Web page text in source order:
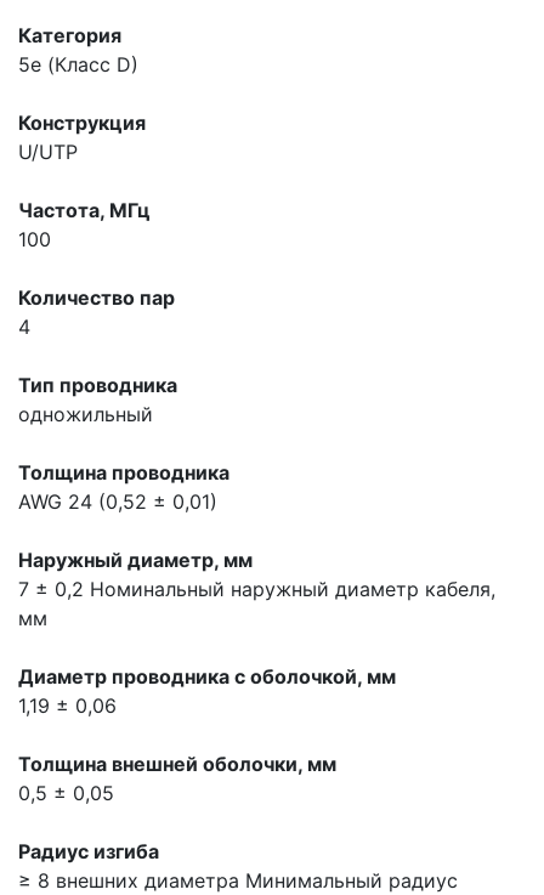
Категория
5e (Класс D)
Конструкция
U/UTP
Частота, МГц
100
Количество пар
4
Тип проводника
одножильный
Толщина проводника
AWG 24 (0,52 ± 0,01)
Наружный диаметр, мм
7 ± 0,2 Номинальный наружный диаметр кабеля,
мм
Диаметр проводника с оболочкой, мм
1,19 ± 0,06
Толщина внешней оболочки, мм
0,5 ± 0,05
Радиус изгиба
≥ 8 внешних диаметра Минимальный радиус